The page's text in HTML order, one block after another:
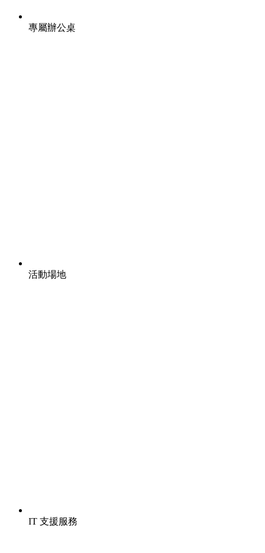
專屬辦公桌
活動場地
IT 支援服務